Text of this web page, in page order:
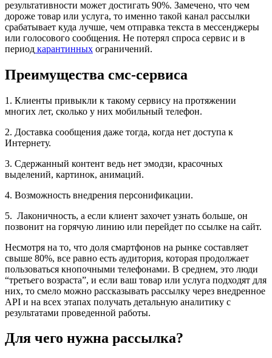
результативности может достигать 90%. Замечено, что чем
дороже товар или услуга, то именно такой канал рассылки
срабатывает куда лучше, чем отправка текста в мессенджеры
или голосового сообщения. Не потерял спроса сервис и в
период карантинных ограничений.
Преимущества смс-сервиса
1. Клиенты привыкли к такому сервису на протяжении
многих лет, сколько у них мобильный телефон.
2. Доставка сообщения даже тогда, когда нет доступа к
Интернету.
3. Сдержанный контент ведь нет эмодзи, красочных
выделений, картинок, анимаций.
4. Возможность внедрения персонификации.
5. Лаконичность, а если клиент захочет узнать больше, он
позвонит на горячую линию или перейдет по ссылке на сайт.
Несмотря на то, что доля смартфонов на рынке составляет
свыше 80%, все равно есть аудитория, которая продолжает
пользоваться кнопочными телефонами. В среднем, это люди
“третьего возраста”, и если ваш товар или услуга подходят для
них, то смело можно рассказывать рассылку через внедренное
API и на всех этапах получать детальную аналитику с
результатами проведенной работы.
Для чего нужна рассылка?